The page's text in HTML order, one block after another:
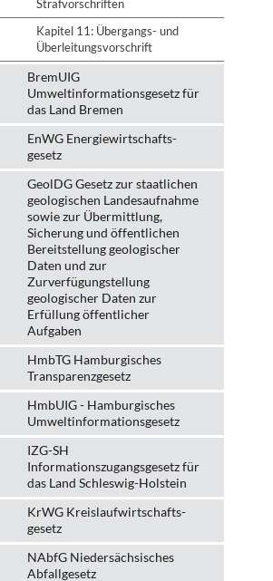
Strafvorschriften
Kapitel 11: Übergangs- und
Überleitungsvorschrift
BremUIG
Umweltinformationsgesetz für
das Land Bremen
EnWG Energiewirtschafts-
gesetz
GeolDG Gesetz zur staatlichen
geologischen Landesaufnahme
sowie zur Übermittlung,
Sicherung und öffentlichen
Bereitstellung geologischer
Daten und zur
Zurverfügungstellung
geologischer Daten zur
Erfüllung öffentlicher
Aufgaben
HmbTG Hamburgisches
Transparenzgesetz
HmbUIG - Hamburgisches
Umweltinformationsgesetz
IZG-SH
Informationszugangsgesetz für
das Land Schleswig-Holstein
KrWG Kreislaufwirtschafts­
gesetz
NAbfG Niedersächsisches
Abfallgesetz